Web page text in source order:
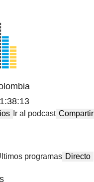
Ir al podcast Compartir
programas Directo